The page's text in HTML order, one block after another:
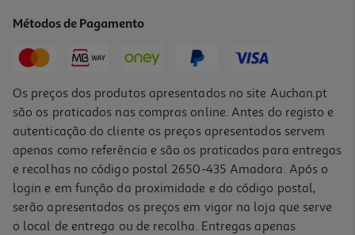
Métodos de Pagamento
Os preços dos produtos apresentados no site Auchan.pt
são os praticados nas compras online. Antes do registo e
autenticação do cliente os preços apresentados servem
apenas como referência e são os praticados para entregas
e recolhas no código postal 2650-435 Amadora. Após o
login e em função da proximidade e do código postal,
serão apresentados os preços em vigor na loja que serve
o local de entrega ou de recolha. Entregas apenas